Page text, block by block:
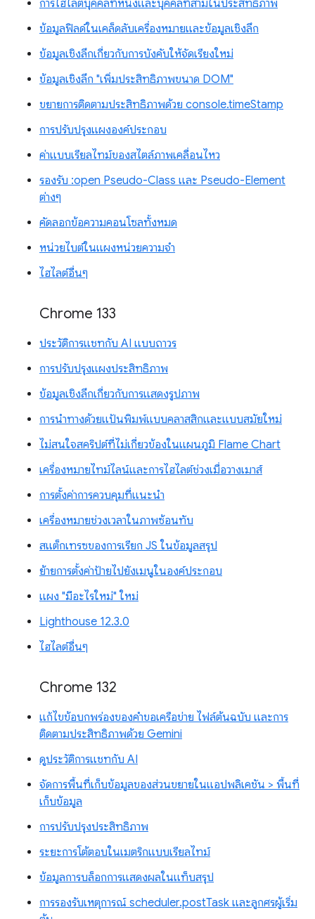
การไฮไลต์บุคคลที่หนึ่งและบุคคลที่สามในประสิทธิภาพ
ข้อมูลฟิลด์ในเคล็ดลับเครื่องหมายและข้อมูลเชิงลึก
ข้อมูลเชิงลึกเกี่ยวกับการบังคับให้จัดเรียงใหม่
ข้อมูลเชิงลึก "เพิ่มประสิทธิภาพขนาด DOM"
ขยายการติดตามประสิทธิภาพด้วย console.timeStamp
การปรับปรุงแผงองค์ประกอบ
ค่าแบบเรียลไทม์ของสไตล์ภาพเคลื่อนไหว
รองรับ :open Pseudo-Class และ Pseudo-Element
ต่างๆ
คัดลอกข้อความคอนโซลทั้งหมด
หน่วยไบต์ในแผงหน่วยความจำ
ไฮไลต์อื่นๆ
Chrome 133
ประวัติการแชทกับ AI แบบถาวร
การปรับปรุงแผงประสิทธิภาพ
ข้อมูลเชิงลึกเกี่ยวกับการแสดงรูปภาพ
การนำทางด้วยแป้นพิมพ์แบบคลาสสิกและแบบสมัยใหม่
ไม่สนใจสคริปต์ที่ไม่เกี่ยวข้องในแผนภูมิ Flame Chart
เครื่องหมายไทม์ไลน์และการไฮไลต์ช่วงเมื่อวางเมาส์
การตั้งค่าการควบคุมที่แนะนำ
เครื่องหมายช่วงเวลาในภาพซ้อนทับ
สแต็กเทรซของการเรียก JS ในข้อมูลสรุป
ย้ายการตั้งค่าป้ายไปยังเมนูในองค์ประกอบ
แผง "มีอะไรใหม่" ใหม่
Lighthouse 12.3.0
ไฮไลต์อื่นๆ
Chrome 132
แก้ไขข้อบกพร่องของคำขอเครือข่าย ไฟล์ต้นฉบับ และการ
ติดตามประสิทธิภาพด้วย Gemini
ดูประวัติการแชทกับ AI
จัดการพื้นที่เก็บข้อมูลของส่วนขยายในแอปพลิเคชัน > พื้นที่
เก็บข้อมูล
การปรับปรุงประสิทธิภาพ
ระยะการโต้ตอบในเมตริกแบบเรียลไทม์
ข้อมูลการบล็อกการแสดงผลในแท็บสรุป
การรองรับเหตุการณ์ scheduler.postTask และลูกศรผู้เริ่ม